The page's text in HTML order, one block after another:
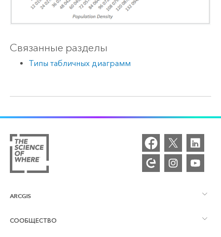
Связанные разделы
Типы табличных диаграмм
ARCGIS
Обзор ArcGIS
СООБЩЕСТВО